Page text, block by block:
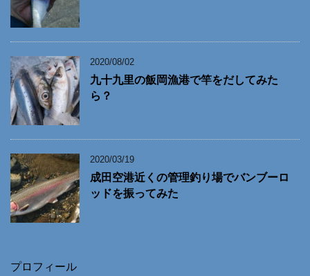
2020/08/02
九十九里の飯岡漁港で竿をだしてみた
ら？
2020/03/19
成田空港近くの管理釣り場でバンブーロ
ッドを振ってみた
プロフィール